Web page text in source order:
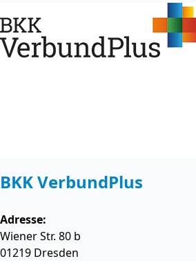
BKK VerbundPlus
Adresse:
Wiener Str. 80 b
01219 Dresden